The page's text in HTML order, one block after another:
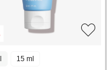
15 ml